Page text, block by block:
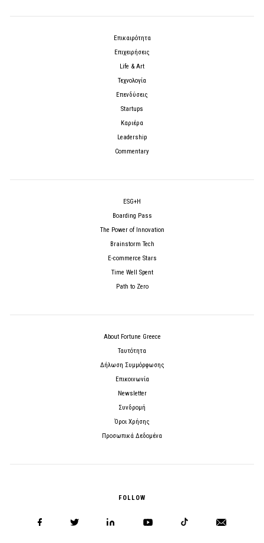
Επικαιρότητα
Επιχειρήσεις
Life & Art
Τεχνολογία
Επενδύσεις
Startups
Καριέρα
Leadership
Commentary
ESG+H
Boarding Pass
The Power of Innovation
Brainstorm Tech
E-commerce Stars
Time Well Spent
Path to Zero
About Fortune Greece
Ταυτότητα
Δήλωση Συμμόρφωσης
Επικοινωνία
Newsletter
Συνδρομή
Όροι Χρήσης
Προσωπικά Δεδομένα
FOLLOW